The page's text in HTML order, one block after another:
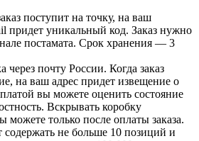
поступит на точку, на ваш
придет уникальный код. Заказ нужно
постамата. Срок хранения — 3
через почту России. Когда заказ
на ваш адрес придет извещение о
вы можете оценить состояние
Вскрывать коробку
можете только после оплаты заказа.
содержать не больше 10 позиций и